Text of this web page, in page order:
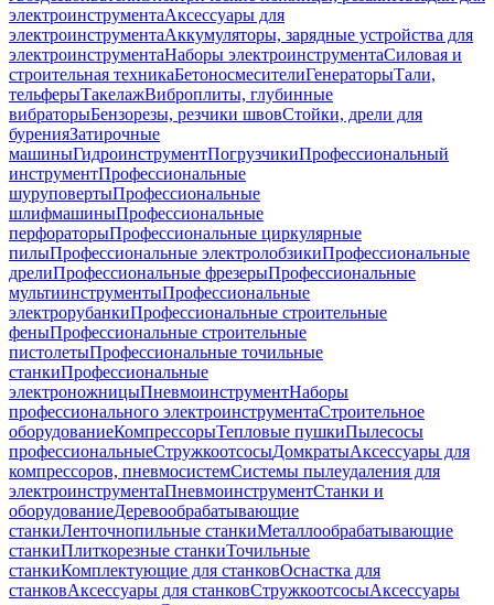
электроинструментаАксессуары для
электроинструментаАккумуляторы, зарядные устройства для
электроинструментаНаборы электроинструментаСиловая и
строительная техникаБетоносмесителиГенераторыТали,
тельферыТакелажВиброплиты, глубинные
вибраторыБензорезы, резчики швовСтойки, дрели для
буренияЗатирочные
машиныГидроинструментПогрузчикиПрофессиональный
инструментПрофессиональные
шуруповертыПрофессиональные
шлифмашиныПрофессиональные
перфораторыПрофессиональные циркулярные
пилыПрофессиональные электролобзикиПрофессиональные
дрелиПрофессиональные фрезерыПрофессиональные
мультиинструментыПрофессиональные
электрорубанкиПрофессиональные строительные
феныПрофессиональные строительные
пистолетыПрофессиональные точильные
станкиПрофессиональные
электроножницыПневмоинструментНаборы
профессионального электроинструментаСтроительное
оборудованиеКомпрессорыТепловые пушкиПылесосы
профессиональныеСтружкоотсосыДомкратыАксессуары для
компрессоров, пневмосистемСистемы пылеудаления для
электроинструментаПневмоинструментСтанки и
оборудованиеДеревообрабатывающие
станкиЛенточнопильные станкиМеталлообрабатывающие
станкиПлиткорезные станкиТочильные
станкиКомплектующие для станковОснастка для
станковАксессуары для станковСтружкоотсосыАксессуары